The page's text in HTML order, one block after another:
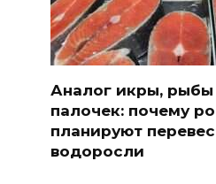
Аналог икры, рыбы
палочек: почему
планируют
водоросли